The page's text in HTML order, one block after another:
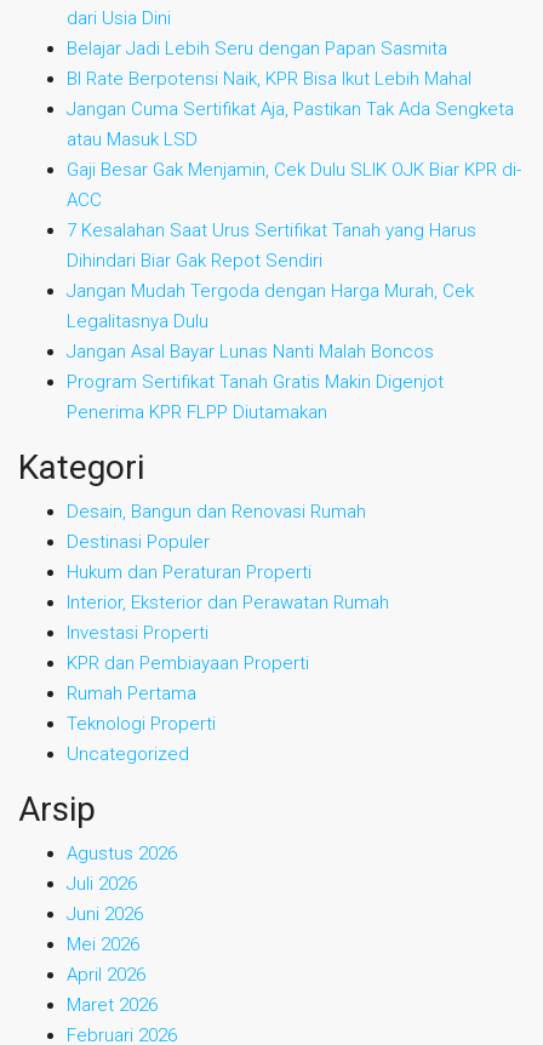
dari Usia Dini
Belajar Jadi Lebih Seru dengan Papan Sasmita
BI Rate Berpotensi Naik, KPR Bisa Ikut Lebih Mahal
Jangan Cuma Sertifikat Aja, Pastikan Tak Ada Sengketa
atau Masuk LSD
Gaji Besar Gak Menjamin, Cek Dulu SLIK OJK Biar KPR di-
ACC
7 Kesalahan Saat Urus Sertifikat Tanah yang Harus
Dihindari Biar Gak Repot Sendiri
Jangan Mudah Tergoda dengan Harga Murah, Cek
Legalitasnya Dulu
Jangan Asal Bayar Lunas Nanti Malah Boncos
Program Sertifikat Tanah Gratis Makin Digenjot
Penerima KPR FLPP Diutamakan
Kategori
Desain, Bangun dan Renovasi Rumah
Destinasi Populer
Hukum dan Peraturan Properti
Interior, Eksterior dan Perawatan Rumah
Investasi Properti
KPR dan Pembiayaan Properti
Rumah Pertama
Teknologi Properti
Uncategorized
Arsip
Agustus 2026
Juli 2026
Juni 2026
Mei 2026
April 2026
Maret 2026
Februari 2026